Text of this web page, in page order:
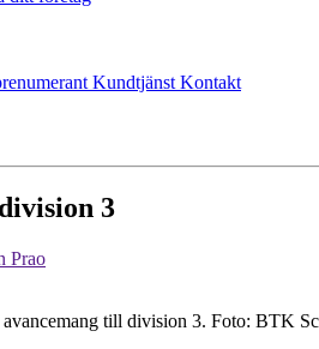
Kundtjänst Kontakt
3
Prao
till division 3. Foto: BTK